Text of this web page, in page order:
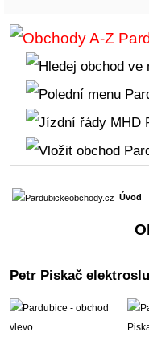
Úvod
Petr Piskač